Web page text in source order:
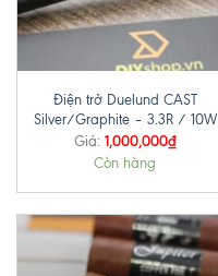
Điện trở Duelund CAST
Silver/Graphite – 3.3R / 10W
Giá: 1,000,000₫
Còn hàng